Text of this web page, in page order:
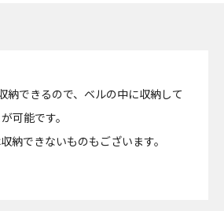
納できるので、ベルの中に収納して
可能です。
納できないものもございます。